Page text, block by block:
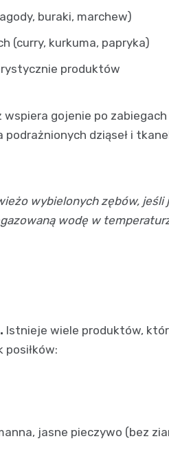
buraki, marchew)
(curry, kurkuma, papryka)
produktów
gojenie po zabiegach
dziąseł i
wybielonych zębów, jeśli
wodę w
Istnieje wiele produktów,
jasne pieczywo (bez